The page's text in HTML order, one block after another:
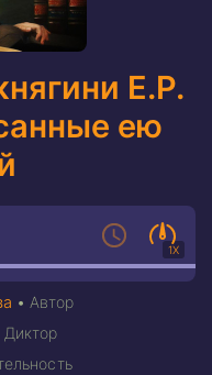
Е.Р.
ею
1X
• Автор
Диктор